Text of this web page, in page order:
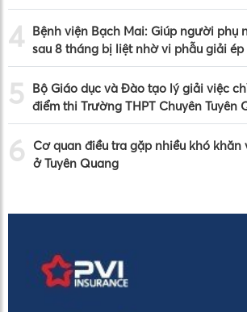
4 Bệnh viện Bạch Mai: Giúp người phụ
sau 8 tháng bị liệt nhờ vi phẫu giải ép
5
Bộ Giáo dục và Đào tạo lý giải việc
điểm thi Trường THPT Chuyên Tuyên
6
Cơ quan điều tra gặp nhiều khó
ở Tuyên Quang